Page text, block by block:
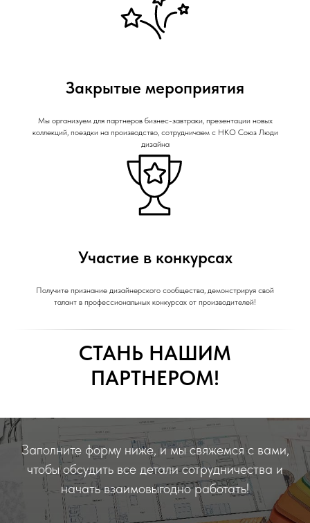
Закрытые мероприятия
Мы организуем для партнеров бизнес-завтраки, презентации новых
коллекций, поездки на производство, сотрудничаем с НКО Союз Люди
дизайна
Участие в конкурсах
Получите признание дизайнерского сообщества, демонстрируя свой
талант в профессиональных конкурсах от производителей!
СТАНЬ НАШИМ
ПАРТНЕРОМ!
Заполните форму ниже, и мы свяжемся с вами,
чтобы обсудить все детали сотрудничества и
начать взаимовыгодно работать!